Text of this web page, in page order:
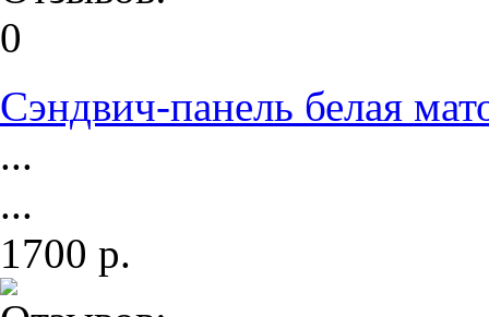
Сэндвич-панель белая
...
...
1700 р.